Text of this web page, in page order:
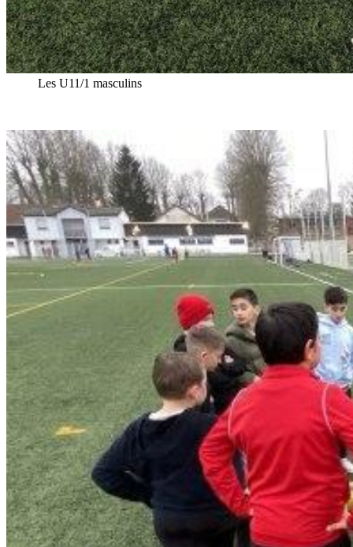
Les U11/1 masculins